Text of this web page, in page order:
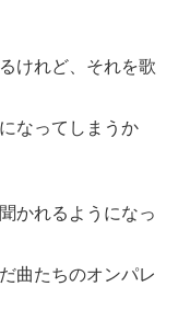
けれど、それを歌
なってしまうか
かれるようになっ
曲たちのオンパレ